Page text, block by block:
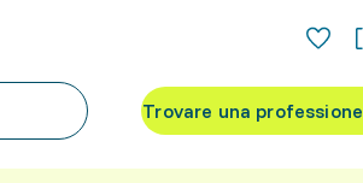
Trovare una professione